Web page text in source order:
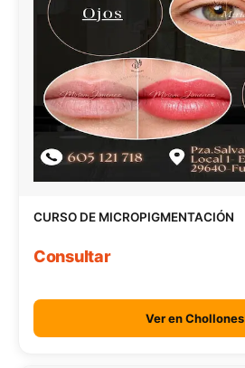
CURSO DE MICROPIGMENTACIÓN
Consultar
Ver en Chollones